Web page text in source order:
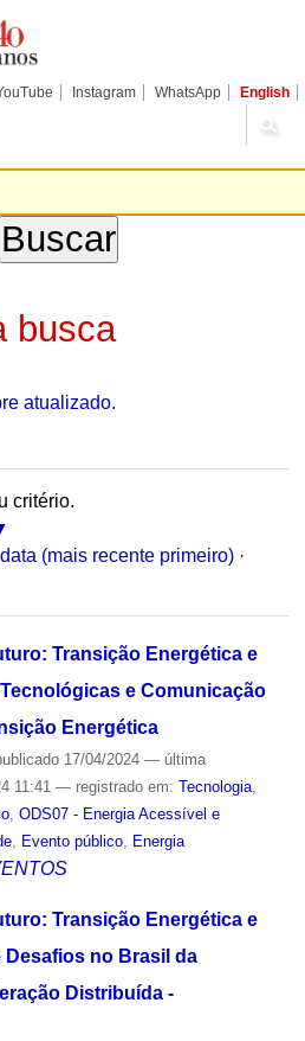
Instagram WhatsApp English
busca
atualizado.
critério.
data (mais recente primeiro) ·
Transição Energética e
e Comunicação
Energética
17/04/2024 — última
11:41 — registrado em: Tecnologia,
, ODS07 - Energia Acessível e
, Evento público, Energia
Transição Energética e
Desafios no Brasil da
Distribuída -